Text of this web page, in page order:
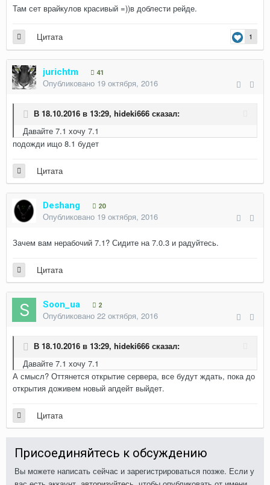
Там сет врайкулов красивый =))в доблести рейде.
1
Цитата
jurichtm 41
Опубликовано 19 октября, 2016
В 18.10.2016 в 13:29, hideki666 сказал:
Давайте 7.1 хочу 7.1
подожди ищо 8.1 будет
Цитата
Deshang 20
Опубликовано 19 октября, 2016
Зачем вам нерабочий 7.1? Сидите на 7.0.3 и радуйтесь.
Цитата
Soon_ua 2
Опубликовано 22 октября, 2016
В 18.10.2016 в 13:29, hideki666 сказал:
Давайте 7.1 хочу 7.1
А смысл? Оттянется открытие сервера, все будут ждать, пока до
открытия доживем новый апдейт выйдет.
Цитата
Присоединяйтесь к обсуждению
Вы можете написать сейчас и зарегистрироваться позже. Если у